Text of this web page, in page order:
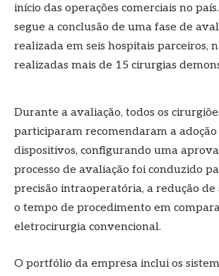
início das operações comerciais no
segue a conclusão de uma fase de
realizada em seis hospitais parceiros,
realizadas mais de 15 cirurgias
Durante a avaliação, todos os
participaram recomendaram a adoção
dispositivos, configurando uma
processo de avaliação foi conduzido
precisão intraoperatória, a redução de
o tempo de procedimento em
eletrocirurgia convencional.
O portfólio da empresa inclui os